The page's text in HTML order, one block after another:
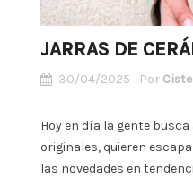
JARRAS DE
30/04/2025 Por
Hoy en día la gente
originales, quieren
las novedades en